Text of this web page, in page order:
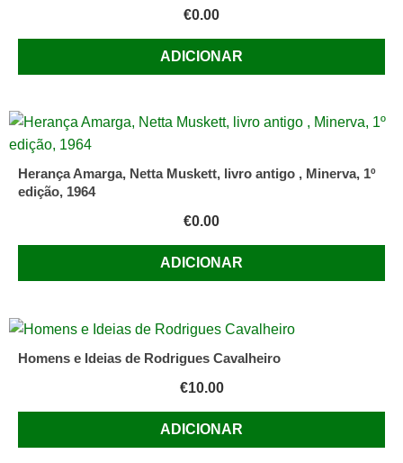
€0.00
ADICIONAR
Herança Amarga, Netta Muskett, livro antigo , Minerva, 1º
edição, 1964
€0.00
ADICIONAR
Homens e Ideias de Rodrigues Cavalheiro
€10.00
ADICIONAR